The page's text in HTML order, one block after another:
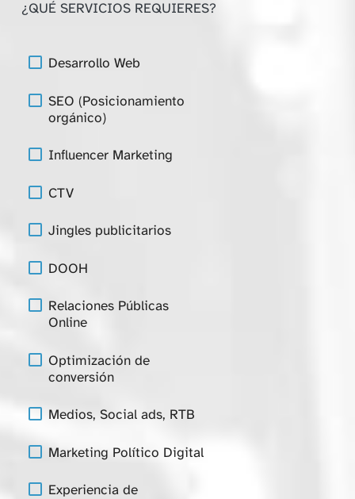
¿QUÉ SERVICIOS REQUIERES?
Desarrollo Web
SEO (Posicionamiento
orgánico)
Influencer Marketing
CTV
Jingles publicitarios
DOOH
Relaciones Públicas
Online
Optimización de
conversión
Medios, Social ads, RTB
Marketing Político Digital
Experiencia de